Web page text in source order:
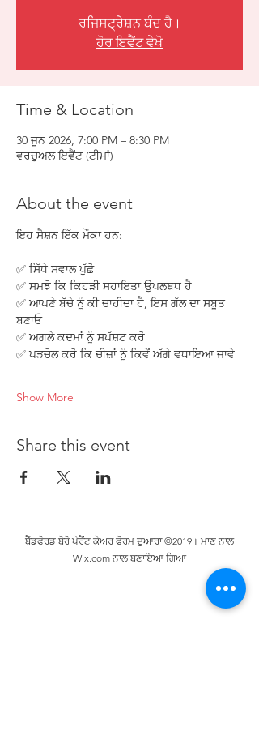
ਰਜਿਸਟ੍ਰੇਸ਼ਨ ਬੰਦ ਹੈ।
ਹੋਰ ਇਵੈਂਟ ਵੇਖੋ
Time & Location
30 ਜੂਨ 2026, 7:00 PM – 8:30 PM
ਵਰਚੁਅਲ ਇਵੈਂਟ (ਟੀਮਾਂ)
About the event
ਇਹ ਸੈਸ਼ਨ ਇੱਕ ਮੌਕਾ ਹਨ:
✅ ਸਿੱਧੇ ਸਵਾਲ ਪੁੱਛੋ
✅ ਸਮਝੋ ਕਿ ਕਿਹੜੀ ਸਹਾਇਤਾ ਉਪਲਬਧ ਹੈ
✅ ਆਪਣੇ ਬੱਚੇ ਨੂੰ ਕੀ ਚਾਹੀਦਾ ਹੈ, ਇਸ ਗੱਲ ਦਾ ਸਬੂਤ
ਬਣਾਓ
✅ ਅਗਲੇ ਕਦਮਾਂ ਨੂੰ ਸਪੱਸ਼ਟ ਕਰੋ
✅ ਪੜਚੋਲ ਕਰੋ ਕਿ ਚੀਜ਼ਾਂ ਨੂੰ ਕਿਵੇਂ ਅੱਗੇ ਵਧਾਇਆ ਜਾਵੇ
Show More
Share this event
ਬੈੱਡਫੋਰਡ ਬੋਰੋ ਪੇਰੈਂਟ ਕੇਅਰ ਫੋਰਮ ਦੁਆਰਾ ©2019। ਮਾਣ ਨਾਲ
Wix.com ਨਾਲ ਬਣਾਇਆ ਗਿਆ